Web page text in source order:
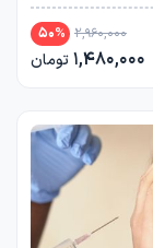
2,960,000
50%
1,480,000تومان